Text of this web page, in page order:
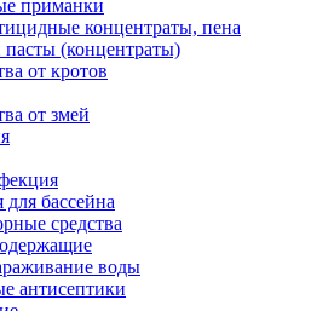
приманки
концентраты, пена
пасты (концентраты)
от кротов
от змей
бассейна
средства
воды
антисептики